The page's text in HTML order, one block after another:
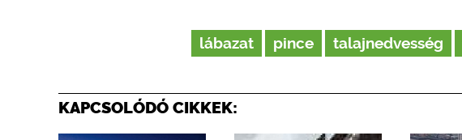
lábazat pince talajnedvesség
KAPCSOLÓDÓ CIKKEK: